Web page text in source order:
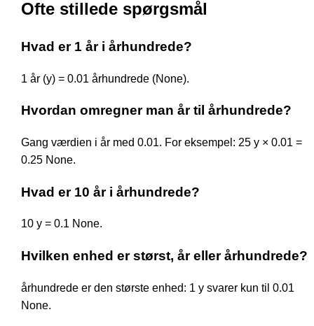
Ofte stillede spørgsmål
Hvad er 1 år i århundrede?
1 år (y) = 0.01 århundrede (None).
Hvordan omregner man år til århundrede?
Gang værdien i år med 0.01. For eksempel: 25 y × 0.01 =
0.25 None.
Hvad er 10 år i århundrede?
10 y = 0.1 None.
Hvilken enhed er størst, år eller århundrede?
århundrede er den største enhed: 1 y svarer kun til 0.01
None.